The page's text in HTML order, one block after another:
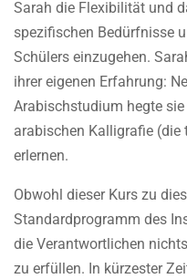
Sarah die Flexibilität und
spezifischen Bedürfnisse
Schülers einzugehen.
ihrer eigenen Erfahrung:
Arabischstudium hegte
arabischen Kalligrafie
erlernen.
Obwohl dieser Kurs zu
Standardprogramm des
die Verantwortlichen
zu erfüllen. In kürzester